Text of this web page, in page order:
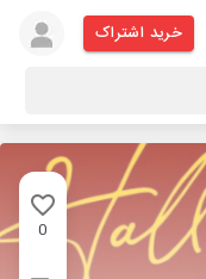
خرید اشتراک
0